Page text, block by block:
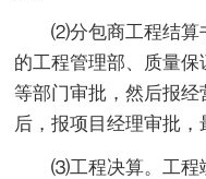
⑵分包商工程结算书
的工程管理部、质量
等部门审批，然后报
后，报项目经理审批，
⑶工程决算。工程竣